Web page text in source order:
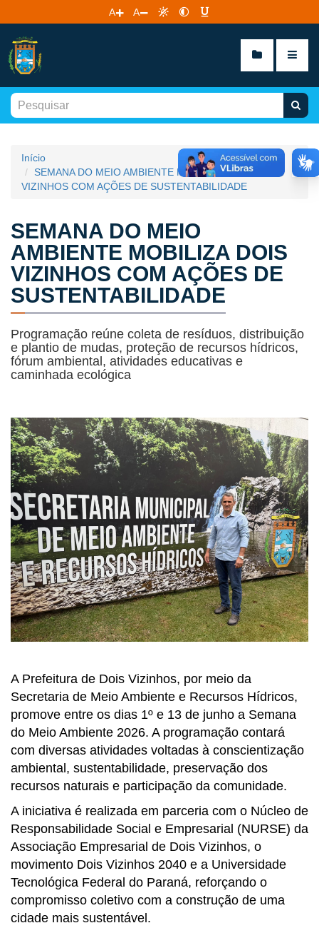
A A
Início
SEMANA DO MEIO AMBIENTE MOBILIZA DOIS
VIZINHOS COM AÇÕES DE SUSTENTABILIDADE
SEMANA DO MEIO
AMBIENTE MOBILIZA DOIS
VIZINHOS COM AÇÕES DE
SUSTENTABILIDADE
Programação reúne coleta de resíduos, distribuição
e plantio de mudas, proteção de recursos hídricos,
fórum ambiental, atividades educativas e
caminhada ecológica
A Prefeitura de Dois Vizinhos, por meio da
Secretaria de Meio Ambiente e Recursos Hídricos,
promove entre os dias 1º e 13 de junho a Semana
do Meio Ambiente 2026. A programação contará
com diversas atividades voltadas à conscientização
ambiental, sustentabilidade, preservação dos
recursos naturais e participação da comunidade.
A iniciativa é realizada em parceria com o Núcleo de
Responsabilidade Social e Empresarial (NURSE) da
Associação Empresarial de Dois Vizinhos, o
movimento Dois Vizinhos 2040 e a Universidade
Tecnológica Federal do Paraná, reforçando o
compromisso coletivo com a construção de uma
cidade mais sustentável.